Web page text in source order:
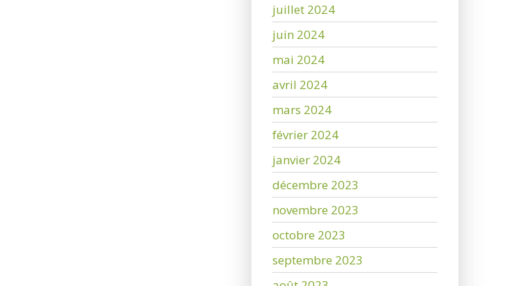
juillet 2024
juin 2024
mai 2024
avril 2024
mars 2024
février 2024
janvier 2024
décembre 2023
novembre 2023
octobre 2023
septembre 2023